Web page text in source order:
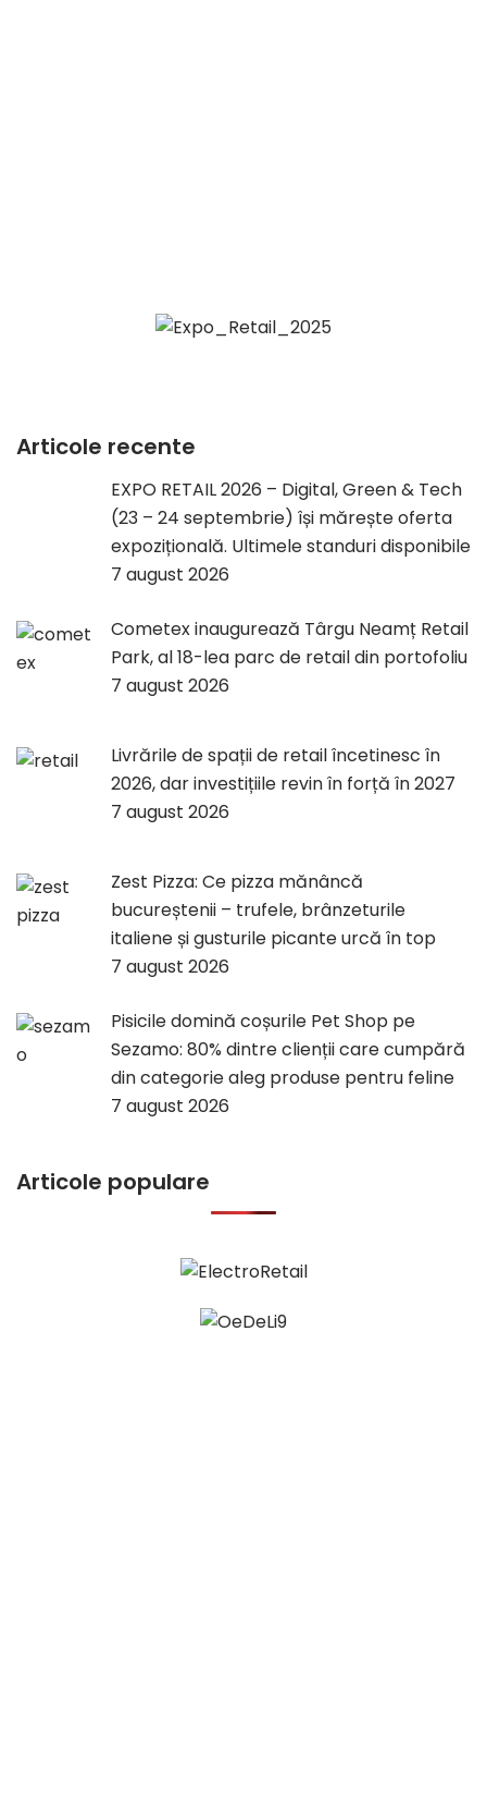
Articole recente
EXPO RETAIL 2026 – Digital, Green & Tech
(23 – 24 septembrie) își mărește oferta
expozițională. Ultimele standuri disponibile
7 august 2026
Cometex inaugurează Târgu Neamț Retail
Park, al 18-lea parc de retail din portofoliu
7 august 2026
Livrările de spații de retail încetinesc în
2026, dar investițiile revin în forță în 2027
7 august 2026
Zest Pizza: Ce pizza mănâncă
bucureștenii – trufele, brânzeturile
italiene și gusturile picante urcă în top
7 august 2026
Pisicile domină coșurile Pet Shop pe
Sezamo: 80% dintre clienții care cumpără
din categorie aleg produse pentru feline
7 august 2026
Articole populare